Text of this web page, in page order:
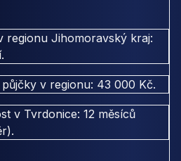
regionu Jihomoravský kraj:
v regionu: 43 000 Kč.
v Tvrdonice: 12 měsíců